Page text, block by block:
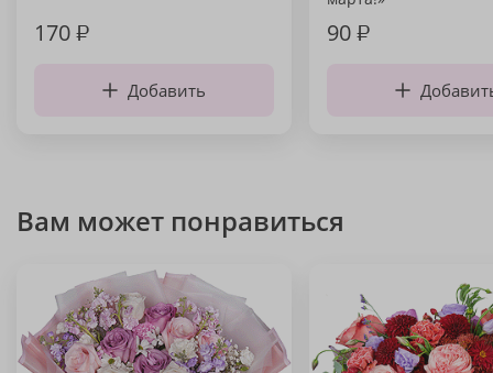
170₽
Добавить
90₽
Вам может понравиться